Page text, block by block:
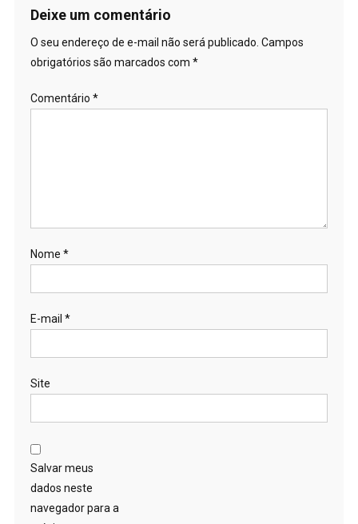
Post
Deixe um comentário
O seu endereço de e-mail não será publicado. Campos
obrigatórios são marcados com *
Comentário *
Nome *
E-mail *
Site
Salvar meus
dados neste
navegador para a